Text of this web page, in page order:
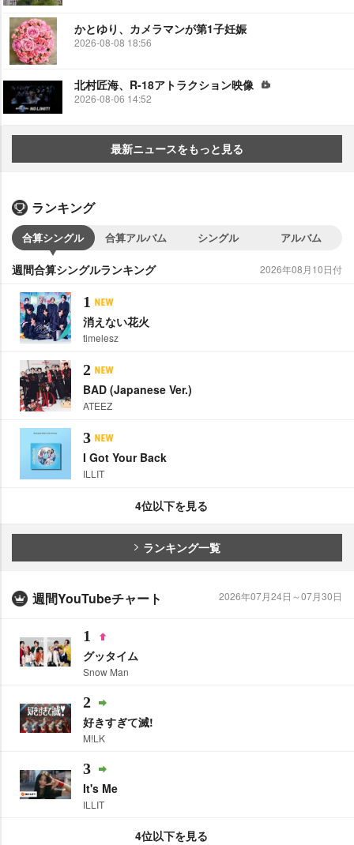
かとゆり、カメラマンが第1子妊娠
2026-08-08 18:56
北村匠海、R-18アトラクション映像
2026-08-06 14:52
最新ニュースをもっと見る
ランキング
合算シングル 合算アルバム シングル アルバム
週間合算シングルランキング 2026年08月10日付
1
消えない花火
timelesz
2
BAD (Japanese Ver.)
ATEEZ
3
I Got Your Back
ILLIT
4位以下を見る
ランキング一覧
週間YouTubeチャート 2026年07月24日～07月30日
1
グッタイム
Snow Man
2
好きすぎて滅!
M!LK
3
It's Me
ILLIT
4位以下を見る